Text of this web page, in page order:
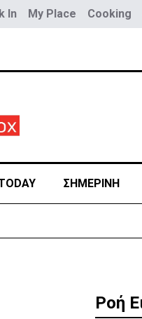
In My Place Cooking
ΣΗΜΕΡΙΝΗ
Ροή